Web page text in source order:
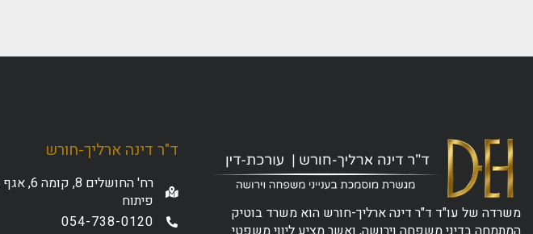
משרדה של עו"ד ד"ר דינה ארליך-חורש הוא משרד בוטיק
ד"ר דינה ארליך-חורש
פיתוח
054-738-0120